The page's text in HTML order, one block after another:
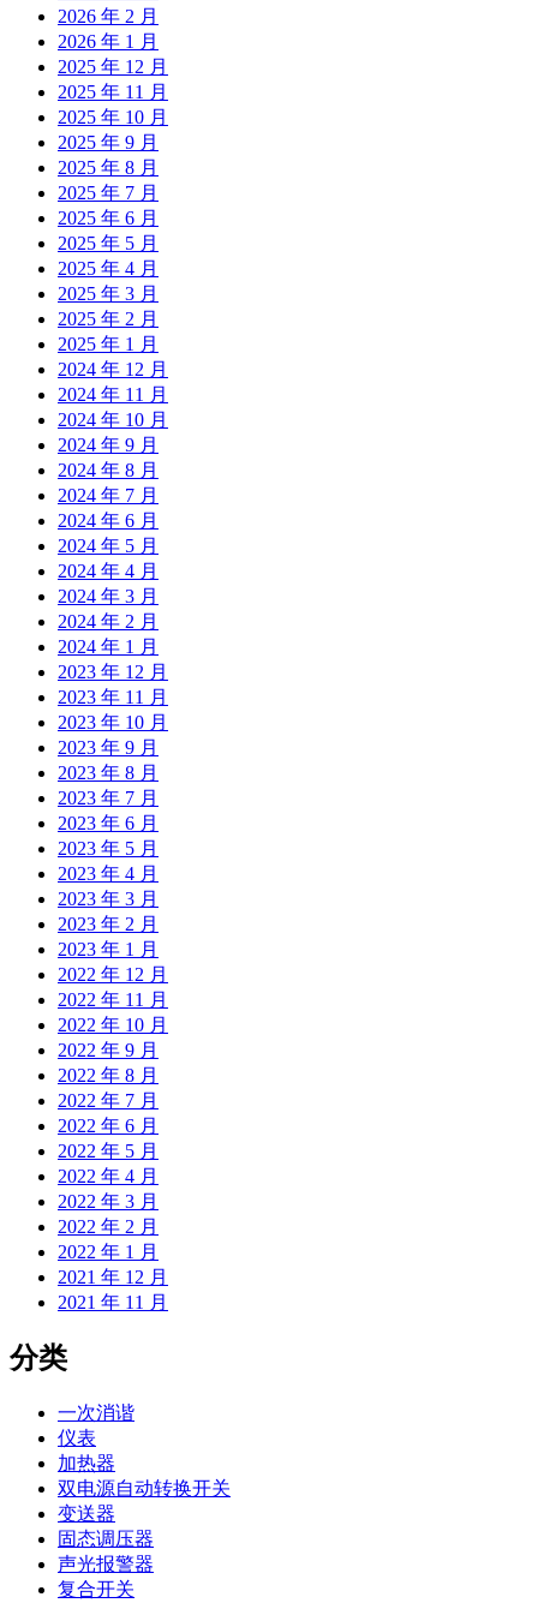
2026 年 2 月
2026 年 1 月
2025 年 12 月
2025 年 11 月
2025 年 10 月
2025 年 9 月
2025 年 8 月
2025 年 7 月
2025 年 6 月
2025 年 5 月
2025 年 4 月
2025 年 3 月
2025 年 2 月
2025 年 1 月
2024 年 12 月
2024 年 11 月
2024 年 10 月
2024 年 9 月
2024 年 8 月
2024 年 7 月
2024 年 6 月
2024 年 5 月
2024 年 4 月
2024 年 3 月
2024 年 2 月
2024 年 1 月
2023 年 12 月
2023 年 11 月
2023 年 10 月
2023 年 9 月
2023 年 8 月
2023 年 7 月
2023 年 6 月
2023 年 5 月
2023 年 4 月
2023 年 3 月
2023 年 2 月
2023 年 1 月
2022 年 12 月
2022 年 11 月
2022 年 10 月
2022 年 9 月
2022 年 8 月
2022 年 7 月
2022 年 6 月
2022 年 5 月
2022 年 4 月
2022 年 3 月
2022 年 2 月
2022 年 1 月
2021 年 12 月
2021 年 11 月
分类
一次消谐
仪表
加热器
双电源自动转换开关
变送器
固态调压器
声光报警器
复合开关